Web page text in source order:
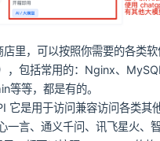
店里，可以按照你需要的各类
，包括常用的：Nginx、
等等，都是有的。
它是用于访问兼容访问各类其
一言、通义千问、讯飞星火、